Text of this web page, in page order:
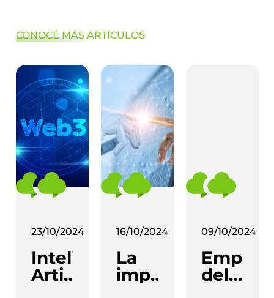
CONOCÉ MÁS ARTÍCULOS
23/10/2024
Inteligencia
Artificial
16/10/2024
La
importancia
09/10/2024
del